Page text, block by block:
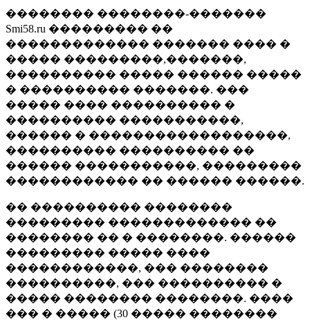
�������� ��������-�������
Smi58.ru ��������� ��
������������� ������� ���� �
����� ���������,�������,
���������� ����� ������ �����
� ���������� �������. ���
����� ���� ���������� �
���������� �����������,
������ � ������������������,
���������� ���������� ��
������ �����������, ���������
������������ �� ������ ������.
�� ���������� ��������
��������� ������������� ��
�������� �� � ��������. ������
��������� ����� ����
������������, ��� ��������
����������, ��� ���������� �
����� �������� ��������. ����
��� � ����� (30 ����� ��������